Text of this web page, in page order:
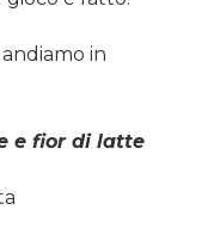
in
e fior di latte